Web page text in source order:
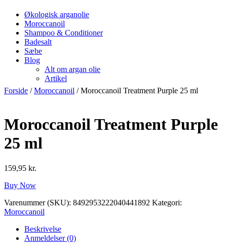
Økologisk arganolie
Moroccanoil
Shampoo & Conditioner
Badesalt
Sæbe
Blog
Alt om argan olie
Artikel
Forside /Moroccanoil / Moroccanoil Treatment Purple 25 ml
Moroccanoil Treatment Purple
25 ml
159,95 kr.
Buy Now
Varenummer (SKU): 8492953222040441892 Kategori:
Moroccanoil
Beskrivelse
Anmeldelser (0)